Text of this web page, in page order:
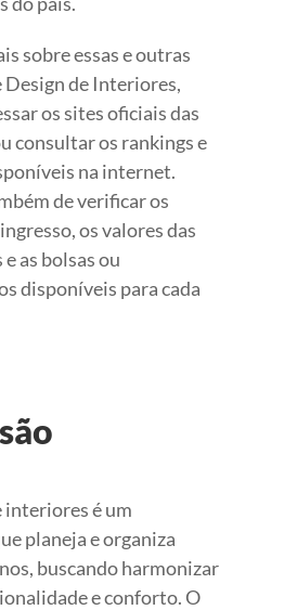
sobre essas e outras
Design de Interiores,
os sites oficiais das
consultar os rankings e
na internet.
de verificar os
os valores das
as bolsas ou
disponíveis para cada
interiores é um
planeja e organiza
buscando harmonizar
e conforto. O